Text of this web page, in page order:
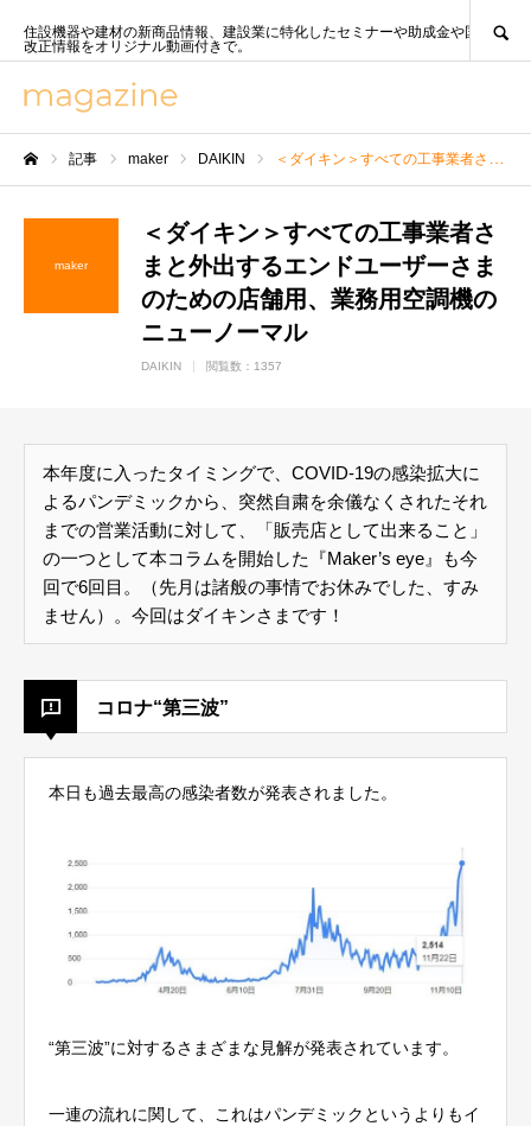
住設機器や建材の新商品情報、建設業に特化したセミナーや助成金や国策、法
改正情報をオリジナル動画付きで。
記事 maker DAIKIN ＜ダイキン＞すべての工事業者さまと外出するエンドユーザーさまのための店舗用、業務用空調機のニューノーマル
maker
＜ダイキン＞すべての工事業者さ
まと外出するエンドユーザーさま
のための店舗用、業務用空調機の
ニューノーマル
DAIKIN 閲覧数：1357
本年度に入ったタイミングで、COVID-19の感染拡大に
よるパンデミックから、突然自粛を余儀なくされたそれ
までの営業活動に対して、「販売店として出来ること」
の一つとして本コラムを開始した『Maker’s eye』も今
回で6回目。（先月は諸般の事情でお休みでした、すみ
ません）。今回はダイキンさまです！
コロナ“第三波”
本日も過去最高の感染者数が発表されました。
“第三波”に対するさまざまな見解が発表されています。
一連の流れに関して、これはパンデミックというよりもイ